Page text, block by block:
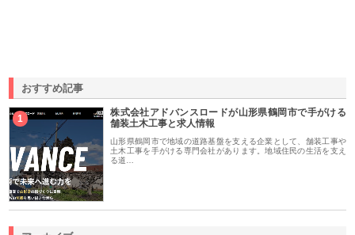
おすすめ記事
1
株式会社アドバンスロードが山形県鶴岡市で手がける
舗装土木工事と求人情報
山形県鶴岡市で地域の道路基盤を支える企業として、舗装工事や
土木工事を手がける専門会社があります。地域住民の生活を支え
る道…